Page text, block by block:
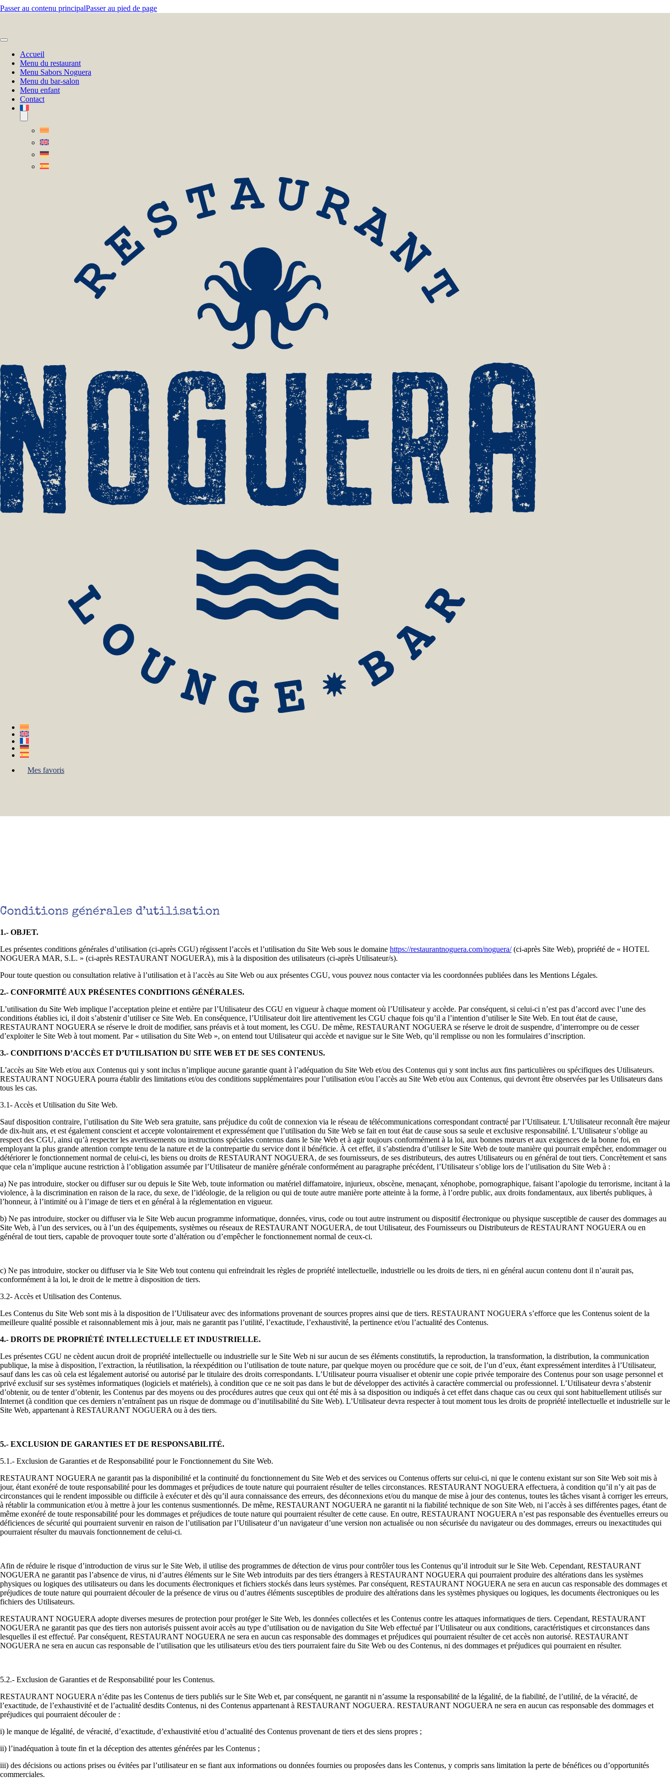
Passer au contenu principalPasser au pied de page
Accueil
Menu du restaurant
Menu Sabors Noguera
Menu du bar-salon
Menu enfant
Contact
Mes favoris
Conditions générales d’utilisation
1.- OBJET.
Les présentes conditions générales d’utilisation (ci-après CGU) régissent l’accès et l’utilisation du Site Web sous le domaine https://restaurantnoguera.com/noguera/(ci-après Site Web), propriété de « HOTEL
NOGUERA MAR, S.L. » (ci-après RESTAURANT NOGUERA), mis à la disposition des utilisateurs (ci-après Utilisateur/s).
Pour toute question ou consultation relative à l’utilisation et à l’accès au Site Web ou aux présentes CGU, vous pouvez nous contacter via les coordonnées publiées dans les Mentions Légales.
2.- CONFORMITÉ AUX PRÉSENTES CONDITIONS GÉNÉRALES.
L’utilisation du Site Web implique l’acceptation pleine et entière par l’Utilisateur des CGU en vigueur à chaque moment où l’Utilisateur y accède. Par conséquent, si celui-ci n’est pas d’accord avec l’une des
conditions établies ici, il doit s’abstenir d’utiliser ce Site Web. En conséquence, l’Utilisateur doit lire attentivement les CGU chaque fois qu’il a l’intention d’utiliser le Site Web. En tout état de cause,
RESTAURANT NOGUERA se réserve le droit de modifier, sans préavis et à tout moment, les CGU. De même, RESTAURANT NOGUERA se réserve le droit de suspendre, d’interrompre ou de cesser
d’exploiter le Site Web à tout moment. Par « utilisation du Site Web », on entend tout Utilisateur qui accède et navigue sur le Site Web, qu’il remplisse ou non les formulaires d’inscription.
3.- CONDITIONS D’ACCÈS ET D’UTILISATION DU SITE WEB ET DE SES CONTENUS.
L’accès au Site Web et/ou aux Contenus qui y sont inclus n’implique aucune garantie quant à l’adéquation du Site Web et/ou des Contenus qui y sont inclus aux fins particulières ou spécifiques des Utilisateurs.
RESTAURANT NOGUERA pourra établir des limitations et/ou des conditions supplémentaires pour l’utilisation et/ou l’accès au Site Web et/ou aux Contenus, qui devront être observées par les Utilisateurs dans
tous les cas.
3.1- Accès et Utilisation du Site Web.
Sauf disposition contraire, l’utilisation du Site Web sera gratuite, sans préjudice du coût de connexion via le réseau de télécommunications correspondant contracté par l’Utilisateur. L’Utilisateur reconnaît être majeur
de dix-huit ans, et est également conscient et accepte volontairement et expressément que l’utilisation du Site Web se fait en tout état de cause sous sa seule et exclusive responsabilité. L’Utilisateur s’oblige au
respect des CGU, ainsi qu’à respecter les avertissements ou instructions spéciales contenus dans le Site Web et à agir toujours conformément à la loi, aux bonnes mœurs et aux exigences de la bonne foi, en
employant la plus grande attention compte tenu de la nature et de la contrepartie du service dont il bénéficie. À cet effet, il s’abstiendra d’utiliser le Site Web de toute manière qui pourrait empêcher, endommager ou
détériorer le fonctionnement normal de celui-ci, les biens ou droits de RESTAURANT NOGUERA, de ses fournisseurs, de ses distributeurs, des autres Utilisateurs ou en général de tout tiers. Concrètement et sans
que cela n’implique aucune restriction à l’obligation assumée par l’Utilisateur de manière générale conformément au paragraphe précédent, l’Utilisateur s’oblige lors de l’utilisation du Site Web à :
a) Ne pas introduire, stocker ou diffuser sur ou depuis le Site Web, toute information ou matériel diffamatoire, injurieux, obscène, menaçant, xénophobe, pornographique, faisant l’apologie du terrorisme, incitant à la
violence, à la discrimination en raison de la race, du sexe, de l’idéologie, de la religion ou qui de toute autre manière porte atteinte à la forme, à l’ordre public, aux droits fondamentaux, aux libertés publiques, à
l’honneur, à l’intimité ou à l’image de tiers et en général à la réglementation en vigueur.
b) Ne pas introduire, stocker ou diffuser via le Site Web aucun programme informatique, données, virus, code ou tout autre instrument ou dispositif électronique ou physique susceptible de causer des dommages au
Site Web, à l’un des services, ou à l’un des équipements, systèmes ou réseaux de RESTAURANT NOGUERA, de tout Utilisateur, des Fournisseurs ou Distributeurs de RESTAURANT NOGUERA ou en
général de tout tiers, capable de provoquertoute sorte d’altération ou d’empêcher le fonctionnement normal de ceux-ci.
c) Ne pas introduire, stocker ou diffuser via le Site Web tout contenu qui enfreindrait les règles de propriété intellectuelle, industrielle ou les droits de tiers, ni en général aucun contenu dont il n’aurait pas,
conformément à la loi, le droit de le mettre à disposition de tiers.
3.2- Accès et Utilisation des Contenus.
Les Contenus du Site Web sont mis à la disposition de l’Utilisateur avec des informations provenant de sources propres ainsi que de tiers. RESTAURANT NOGUERA s’efforce que les Contenus soient de la
meilleure qualité possible et raisonnablement mis à jour, mais ne garantit pas l’utilité, l’exactitude, l’exhaustivité, la pertinence et/ou l’actualité des Contenus.
4.- DROITS DE PROPRIÉTÉ INTELLECTUELLE ET INDUSTRIELLE.
Les présentes CGU ne cèdent aucun droit de propriété intellectuelle ou industrielle sur le Site Web ni sur aucun de ses éléments constitutifs, la reproduction, la transformation, la distribution, la communication
publique, la mise à disposition, l’extraction, la réutilisation, la réexpédition ou l’utilisation de toute nature, par quelque moyen ou procédure que ce soit, de l’un d’eux, étant expressément interdites à l’Utilisateur,
sauf dans les cas où cela est légalement autorisé ou autorisé par le titulaire des droits correspondants. L’Utilisateur pourra visualiser et obtenir une copie privée temporaire des Contenus pour son usage personnel et
privé exclusif sur ses systèmes informatiques (logiciels et matériels), à condition que ce ne soit pas dans le but de développer des activités à caractère commercial ou professionnel. L’Utilisateur devra s’abstenir
d’obtenir, ou de tenter d’obtenir, les Contenus par des moyens ou des procédures autres que ceux qui ont été mis à sa disposition ou indiqués à cet effet dans chaque cas ou ceux qui sont habituellement utilisés sur
Internet (à condition que ces derniers n’entraînent pas un risque de dommage ou d’inutilisabilité du Site Web). L’Utilisateur devra respecter à tout moment tous les droits de propriété intellectuelle et industrielle sur le
Site Web, appartenant à RESTAURANT NOGUERA ou à des tiers.
5.- EXCLUSION DE GARANTIES ET DE RESPONSABILITÉ.
5.1.- Exclusion de Garanties et de Responsabilité pour le Fonctionnement du Site Web.
RESTAURANT NOGUERA ne garantit pas la disponibilité et la continuité du fonctionnement du Site Web et des services ou Contenus offerts sur celui-ci, ni que le contenu existant sur son Site Web soit mis à
jour, étant exonéré de toute responsabilité pour les dommages et préjudices de toute nature qui pourraient résulter de telles circonstances. RESTAURANT NOGUERA effectuera, à condition qu’il n’y ait pas de
circonstances qui le rendent impossible ou difficile à exécuter et dès qu’il aura connaissance des erreurs, des déconnexions et/ou du manque de mise à jour des contenus, toutes les tâches visant à corriger les erreurs,
à rétablir la communication et/ou à mettre à jour les contenus susmentionnés. De même, RESTAURANT NOGUERA ne garantit ni la fiabilité technique de son Site Web, ni l’accès à ses différentes pages, étant de
même exonéré de toute responsabilité pour les dommages et préjudices de toute nature qui pourraient résulter de cette cause. En outre, RESTAURANT NOGUERA n’est pas responsable des éventuelles erreurs ou
déficiences de sécurité qui pourraient survenir en raison de l’utilisation par l’Utilisateur d’un navigateur d’une version non actualisée ou non sécurisée du navigateur ou des dommages, erreurs ou inexactitudes qui
pourraient résulter du mauvais fonctionnement de celui-ci.
Afin de réduire le risque d’introduction de virus sur le Site Web, il utilise des programmes de détection de virus pour contrôler tous les Contenus qu’il introduit sur le Site Web. Cependant, RESTAURANT
NOGUERA ne garantit pas l’absence de virus, ni d’autres éléments sur le Site Web introduits par des tiers étrangers à RESTAURANT NOGUERA qui pourraient produire des altérations dans les systèmes
physiques ou logiques des utilisateurs ou dans les documents électroniques et fichiers stockés dans leurs systèmes. Par conséquent, RESTAURANT NOGUERA ne sera en aucun cas responsable des dommages et
préjudices de toute nature qui pourraient découler de la présence de virus ou d’autres éléments susceptibles de produire des altérations dans les systèmes physiques ou logiques, les documents électroniques ou les
fichiers des Utilisateurs.
RESTAURANT NOGUERA adopte diverses mesures de protection pour protéger le Site Web, les données collectées et les Contenus contre les attaques informatiques de tiers. Cependant, RESTAURANT
NOGUERA ne garantit pas que des tiers non autorisés puissent avoir accès au type d’utilisation ou de navigation du Site Web effectué par l’Utilisateur ou aux conditions, caractéristiques et circonstances dans
lesquelles il est effectué. Par conséquent, RESTAURANT NOGUERA ne sera en aucun cas responsable des dommages et préjudices qui pourraient résulter de cet accès non autorisé. RESTAURANT
NOGUERA ne sera en aucun cas responsable de l’utilisation que les utilisateurs et/ou des tiers pourraient faire du Site Web ou des Contenus, ni des dommages et préjudices qui pourraient en résulter.
5.2.- Exclusion de Garanties et de Responsabilité pour les Contenus.
RESTAURANT NOGUERA n’édite pas les Contenus de tiers publiés sur le Site Web et, par conséquent, ne garantit ni n’assume la responsabilité de la légalité, de la fiabilité, de l’utilité, de la véracité, de
l’exactitude, de l’exhaustivité et de l’actualité desdits Contenus, ni des Contenus appartenant à RESTAURANT NOGUERA. RESTAURANT NOGUERA ne sera en aucun cas responsable des dommages et
préjudices qui pourraient découler de :
i) le manque de légalité, de véracité, d’exactitude, d’exhaustivité et/ou d’actualité des Contenus provenant de tiers et des siens propres ;
ii) l’inadéquation à toute fin et la déception des attentes générées par les Contenus ;
iii) des décisions ou actions prises ou évitées par l’utilisateur en se fiant aux informations ou données fournies ou proposées dans les Contenus, y compris sans limitation la perte de bénéfices ou d’opportunités
commerciales.